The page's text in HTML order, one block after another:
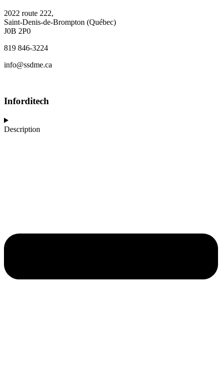
2022 route 222,
Saint-Denis-de-Brompton (Québec)
J0B 2P0
819 846-3224
info@ssdme.ca
Inforditech
Description